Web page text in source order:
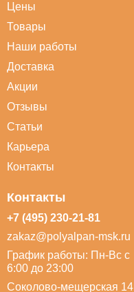
Цены
Товары
Наши работы
Доставка
Акции
Отзывы
Статьи
Карьера
Контакты
Контакты
+7 (495) 230-21-81
zakaz@polyalpan-msk.ru
График работы: Пн-Вс с
6:00 до 23:00
Соколово-мещерская 14